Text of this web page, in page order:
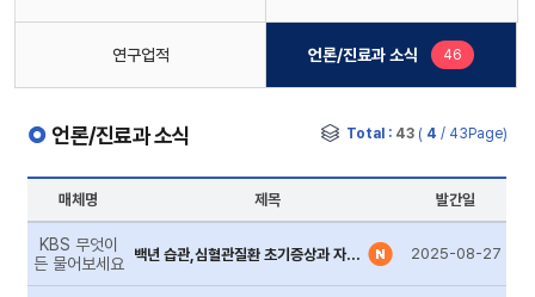
연구업적 언론/진료과 소식 46
언론/진료과 소식 Total : 43( 4 / 43Page)
매체명 제목 발간일
KBS 무엇이
든 물어보세요
백년 습관,심혈관질환 초기증상과 자가진단법 2025-08-27